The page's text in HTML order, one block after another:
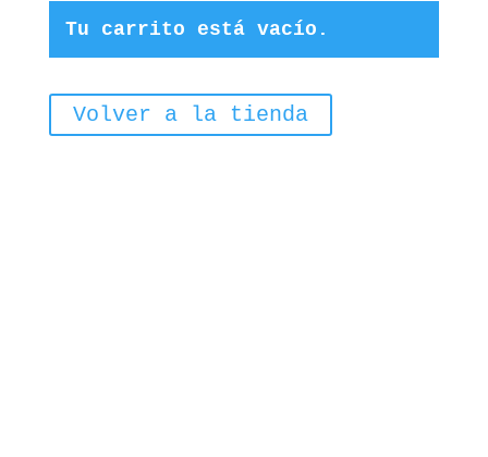
Tu carrito está vacío.
Volver a la tienda